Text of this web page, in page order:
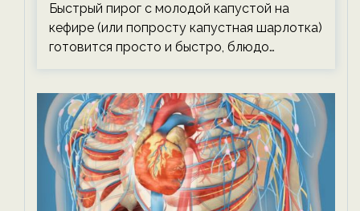
Быстрый пирог с молодой капустой на
кефире (или попросту капустная шарлотка)
готовится просто и быстро, блюдо…